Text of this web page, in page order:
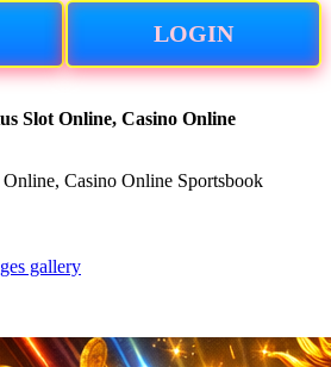
LOGIN
Slot Online, Casino Online
Casino Online Sportsbook
gallery